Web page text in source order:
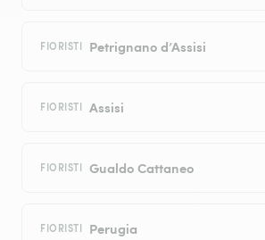
FIORISTI Petrignano d’Assisi
FIORISTI Assisi
FIORISTI Gualdo Cattaneo
FIORISTI Perugia